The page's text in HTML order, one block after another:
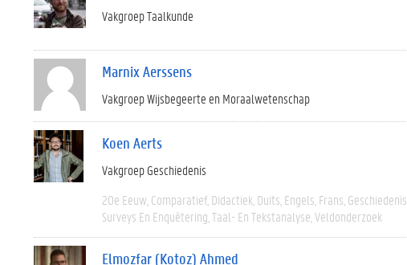
Vakgroep Taalkunde
Marnix Aerssens
Vakgroep Wijsbegeerte en Moraalwetenschap
Koen Aerts
Vakgroep Geschiedenis
20e Eeuw Comparatief Didactiek Duits Engels Frans Geschiedenis
Surveys En Enquêtering Taal- En Tekstanalyse Veldonderzoek
Elmozfar (Kotoz) Ahmed